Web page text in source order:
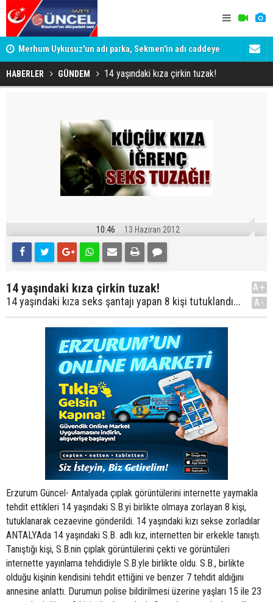
Merhum Uykusuz'un adı parka, Sekmen'in adı caddeye
verildi
HABERLER GÜNDEM 14 yaşındaki kıza çirkin tuzak!
10:46 13 Haziran 2012
14 yaşındaki kıza çirkin tuzak!
14 yaşındaki kıza seks şantajı yapan 8 kişi tutuklandı...
A+
A-
Erzurum Güncel- Antalyada çıplak görüntülerini internette yaymakla
tehdit ettikleri 14 yaşındaki S.B.yi birlikte olmaya zorlayan 8 kişi,
tutuklanarak cezaevine gönderildi. 14 yaşındaki kızı sekse zorladılar
ANTALYAda 14 yaşındaki S.B. adlı kız, internetten bir erkekle tanıştı.
Tanıştığı kişi, S.B.nin çıplak görüntülerini çekti ve görüntüleri
internette yayınlama tehdidiyle S.B.yle birlikte oldu. S.B., birlikte
olduğu kişinin kendisini tehdit ettiğini ve benzer 7 tehdit aldığını
annesine anlattı. Durumun polise bildirilmesi üzerine yaşları 15 ile 23